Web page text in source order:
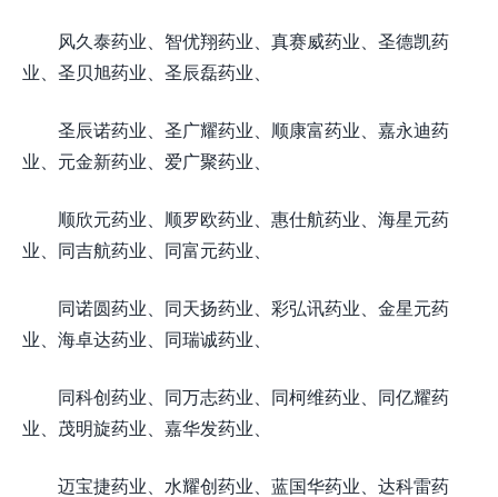
风久泰药业、智优翔药业、真赛威药业、圣德凯药
业、圣贝旭药业、圣辰磊药业、
圣辰诺药业、圣广耀药业、顺康富药业、嘉永迪药
业、元金新药业、爱广聚药业、
顺欣元药业、顺罗欧药业、惠仕航药业、海星元药
业、同吉航药业、同富元药业、
同诺圆药业、同天扬药业、彩弘讯药业、金星元药
业、海卓达药业、同瑞诚药业、
同科创药业、同万志药业、同柯维药业、同亿耀药
业、茂明旋药业、嘉华发药业、
迈宝捷药业、水耀创药业、蓝国华药业、达科雷药